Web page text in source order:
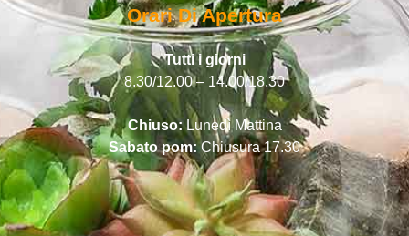
Orari Di Apertura
Tutti i giorni
8.30/12.00 – 14.00/18.30
Chiuso:Lunedì Mattina
Sabato pom:Chiusura 17.30